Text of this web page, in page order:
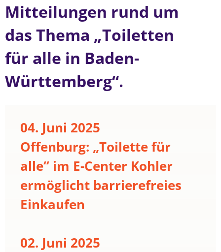
Mitteilungen rund um
das Thema „Toiletten
für alle in Baden-
Württemberg“.
04. Juni 2025
Offenburg: „Toilette für
alle“ im E-Center Kohler
ermöglicht barrierefreies
Einkaufen
02. Juni 2025